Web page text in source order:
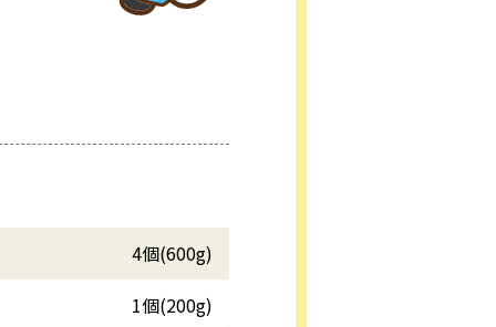
4個(600g)
1個(200g)